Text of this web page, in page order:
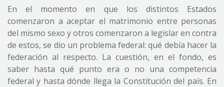
En el momento en que los distintos Estados
comenzaron a aceptar el matrimonio entre personas
del mismo sexo y otros comenzaron a legislar en contra
de estos, se dio un problema federal: qué debía hacer la
federación al respecto. La cuestión, en el fondo, es
saber hasta qué punto era o no una competencia
federal y hasta dónde llega la Constitución del país. En